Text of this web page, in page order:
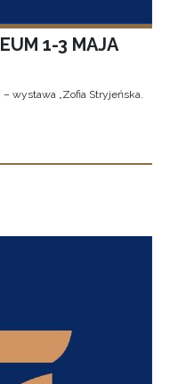
1-3 MAJA
wystawa „Zofia Stryjeńska.